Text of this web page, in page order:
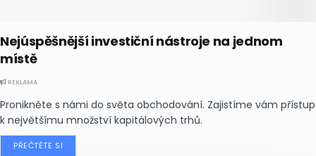
Nejúspěšnější investiční nástroje na jednom
místě
REKLAMA
Pronikněte s námi do světa obchodování. Zajistíme vám přístup
k největšímu množství kapitálových trhů.
PŘEČTĚTE SI